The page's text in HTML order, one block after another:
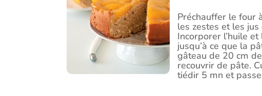
Préchauffer le four
les zestes et les
Incorporer l’huile
jusqu’à ce que la
gâteau de 20 cm
recouvrir de pâte.
tiédir 5 mn et